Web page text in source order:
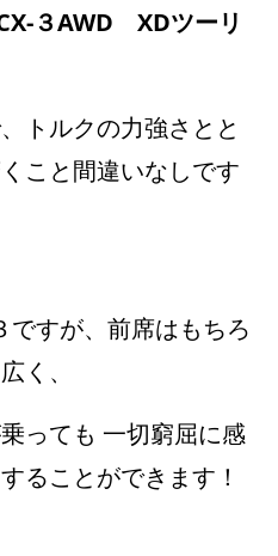
３AWD XDツーリ
トルクの力強さとと
こと間違いなしです
ですが、前席はもちろ
く、
っても 一切窮屈に感
ることができます！